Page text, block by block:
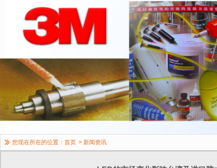
您现在所在的位置： 首页 > 新闻资讯